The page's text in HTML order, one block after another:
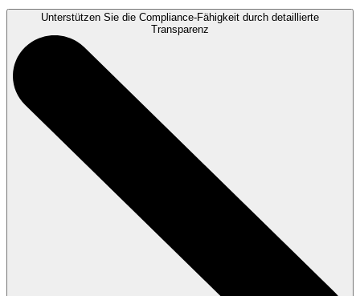
Unterstützen Sie die Compliance-Fähigkeit durch detaillierte
Transparenz